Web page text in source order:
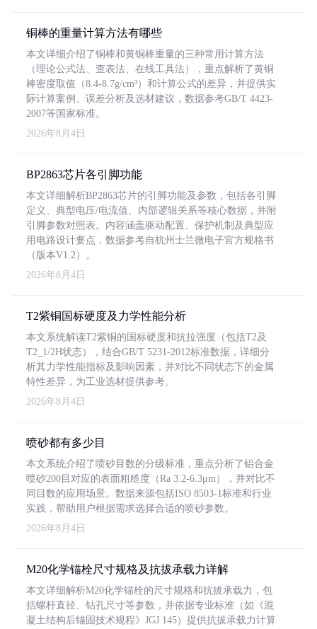
铜棒的重量计算方法有哪些
本文详细介绍了铜棒和黄铜棒重量的三种常用计算方法
（理论公式法、查表法、在线工具法），重点解析了黄铜
棒密度取值（8.4-8.7g/cm³）和计算公式的差异，并提供实
际计算案例、误差分析及选材建议，数据参考GB/T 4423-
2007等国家标准。
2026年8月4日
BP2863芯片各引脚功能
本文详细解析BP2863芯片的引脚功能及参数，包括各引脚
定义、典型电压/电流值、内部逻辑关系等核心数据，并附
引脚参数对照表。内容涵盖驱动配置、保护机制及典型应
用电路设计要点，数据参考自杭州士兰微电子官方规格书
（版本V1.2）。
2026年8月4日
T2紫铜国标硬度及力学性能分析
本文系统解读T2紫铜的国标硬度和抗拉强度（包括T2及
T2_1/2H状态），结合GB/T 5231-2012标准数据，详细分
析其力学性能指标及影响因素，并对比不同状态下的金属
特性差异，为工业选材提供参考。
2026年8月4日
喷砂都有多少目
本文系统介绍了喷砂目数的分级标准，重点分析了铝合金
喷砂200目对应的表面粗糙度（Ra 3.2-6.3μm），并对比不
同目数的应用场景。数据来源包括ISO 8503-1标准和行业
实践，帮助用户根据需求选择合适的喷砂参数。
2026年8月4日
M20化学锚栓尺寸规格及抗拔承载力详解
本文详细解析M20化学锚栓的尺寸规格和抗拔承载力，包
括螺杆直径、钻孔尺寸等参数，并依据专业标准（如《混
凝土结构后锚固技术规程》JGJ 145）提供抗拔承载力计算